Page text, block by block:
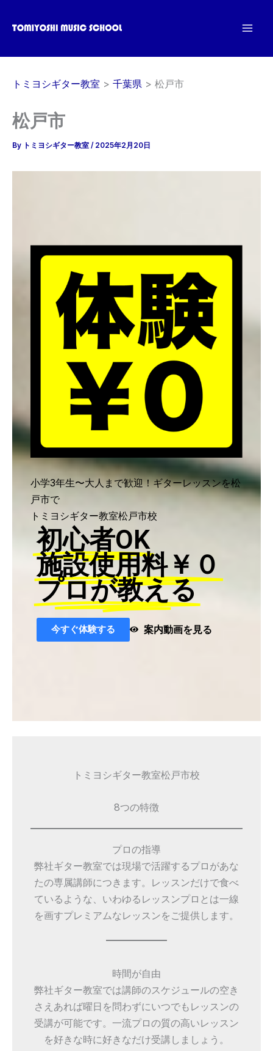
ス
トミヨシギター教室 千葉県 松戸市
松戸市
By トミヨシギター教室 / 2025年2月20日
小学3年生〜大人まで歓迎！ギターレッスンを松
戸市で
トミヨシギター教室松戸市校
初心者OK
施設使用料￥０
プロが教える
今すぐ体験する 案内動画を見る
トミヨシギター教室松戸市校
8つの特徴
プロの指導
弊社ギター教室では現場で活躍するプロがあな
たの専属講師につきます。レッスンだけで食べ
ているような、いわゆるレッスンプロとは一線
を画すプレミアムなレッスンをご提供します。
時間が自由
弊社ギター教室では講師のスケジュールの空き
さえあれば曜日を問わずにいつでもレッスンの
受講が可能です。一流プロの質の高いレッスン
を好きな時に好きなだけ受講しましょう。